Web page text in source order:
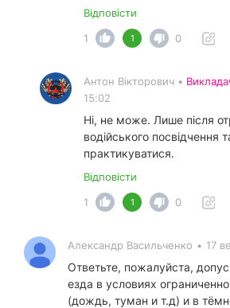
Відповісти
1
1 0
Антон Вікторович •
15:02
Ні, не може. Лише після
водійського посвідчення
практикуватися.
Відповісти
1
1 0
Александр Васильченко • 17
Ответьте, пожалуйста,
езда в условиях
(дождь, туман и т.д) и в